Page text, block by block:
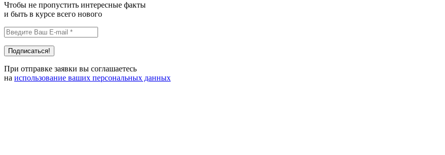
Чтобы не пропустить интересные факты
и быть в курсе всего нового
При отправке заявки вы соглашаетесь
на использование ваших персональных данных